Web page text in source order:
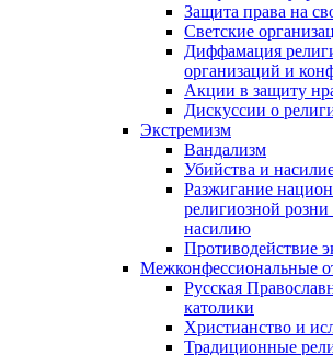
Защита права на
Светские
Диффамация
организаций и
Акции в защиту
Дискуссии о
Экстремизм
Вандализм
Убийства и
Разжигание
религиозной
насилию
Противодействие
Межконфессиональные
Русская
католики
Христианство и
Традиционные